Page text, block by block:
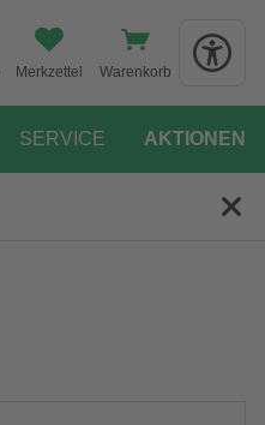
Merkzettel Warenkorb
SERVICE AKTIONEN